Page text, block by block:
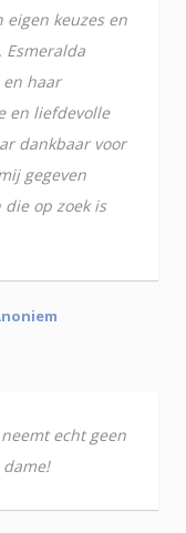
keuzes en
Esmeralda
haar
en liefdevolle
dankbaar voor
gegeven
op zoek is
echt geen